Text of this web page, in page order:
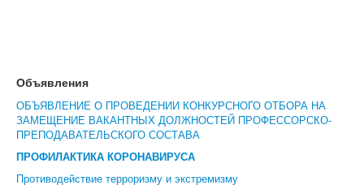
Объявления
ОБЪЯВЛЕНИЕ О ПРОВЕДЕНИИ КОНКУРСНОГО ОТБОРА НА
ЗАМЕЩЕНИЕ ВАКАНТНЫХ ДОЛЖНОСТЕЙ ПРОФЕССОРСКО-
ПРЕПОДАВАТЕЛЬСКОГО СОСТАВА
ПРОФИЛАКТИКА КОРОНАВИРУСА
Противодействие терроризму и экстремизму